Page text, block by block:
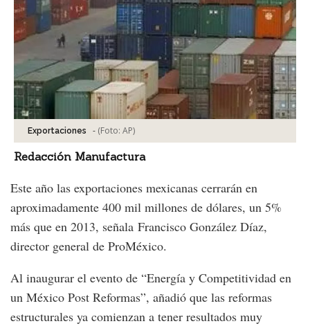
Exportaciones - (Foto: AP)
Redacción Manufactura
Este año las exportaciones mexicanas cerrarán en
aproximadamente 400 mil millones de dólares, un 5%
más que en 2013, señala Francisco González Díaz,
director general de ProMéxico.
Al inaugurar el evento de “Energía y Competitividad en
un México Post Reformas”, añadió que las reformas
estructurales ya comienzan a tener resultados muy